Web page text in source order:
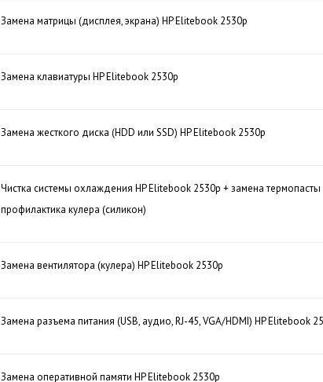
Замена матрицы (дисплея, экрана) HP Elitebook 2530p
Замена клавиатуры HP Elitebook 2530p
Замена жесткого диска (HDD или SSD) HP Elitebook 2530p
Чистка системы охлаждения HP Elitebook 2530p + замена
профилактика кулера (силикон)
Замена вентилятора (кулера) HP Elitebook 2530p
Замена разъема питания (USB, аудио, RJ-45, VGA/HDMI) HP Elitebook
Замена оперативной памяти HP Elitebook 2530p